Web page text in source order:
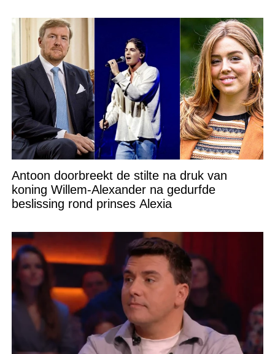
Antoon doorbreekt de stilte na druk van
koning Willem-Alexander na gedurfde
beslissing rond prinses Alexia